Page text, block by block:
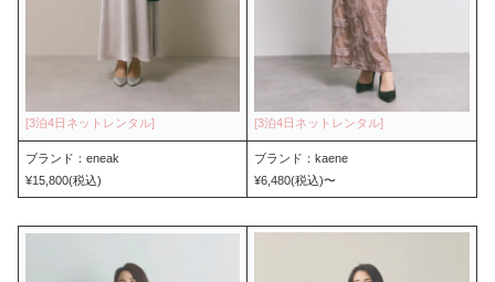
ブランド：eneak
¥15,800(税込)
ブランド：kaene
¥6,480(税込)〜